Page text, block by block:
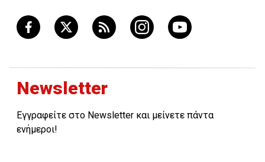
Newsletter
Εγγραφείτε στο Newsletter και μείνετε πάντα
ενήμεροι!